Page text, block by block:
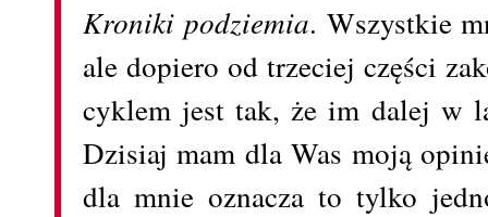
Kroniki podziemia. Wszystkie
ale dopiero od trzeciej części
cyklem jest tak, że im dalej w
Dzisiaj mam dla Was moją
dla mnie oznacza to tylko